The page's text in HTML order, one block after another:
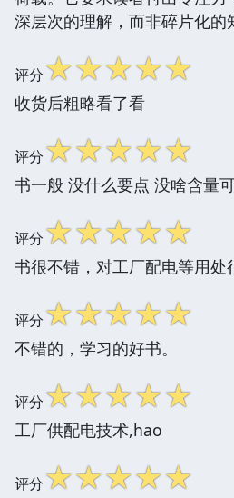
深层次的理解，而非碎片化的
评分☆☆☆☆☆
收货后粗略看了看
评分☆☆☆☆☆
书一般 没什么要点 没啥含量
评分☆☆☆☆☆
书很不错，对工厂配电等用处
评分☆☆☆☆☆
不错的，学习的好书。
评分☆☆☆☆☆
工厂供配电技术,hao
评分☆☆☆☆☆